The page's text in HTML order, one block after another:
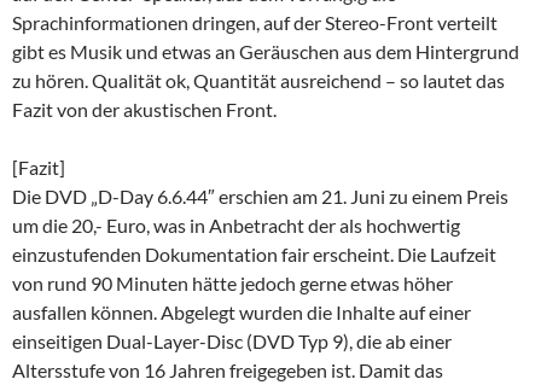
Sprachinformationen dringen, auf der Stereo-Front verteilt
gibt es Musik und etwas an Geräuschen aus dem Hintergrund
zu hören. Qualität ok, Quantität ausreichend – so lautet das
Fazit von der akustischen Front.
[Fazit]
Die DVD „D-Day 6.6.44″ erschien am 21. Juni zu einem Preis
um die 20,- Euro, was in Anbetracht der als hochwertig
einzustufenden Dokumentation fair erscheint. Die Laufzeit
von rund 90 Minuten hätte jedoch gerne etwas höher
ausfallen können. Abgelegt wurden die Inhalte auf einer
einseitigen Dual-Layer-Disc (DVD Typ 9), die ab einer
Altersstufe von 16 Jahren freigegeben ist. Damit das